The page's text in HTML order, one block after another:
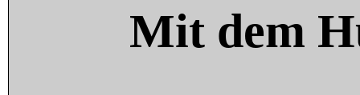
Mit dem